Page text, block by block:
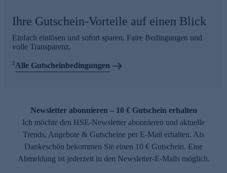
Ihre Gutschein-Vorteile auf einen Blick
Einfach einlösen und sofort sparen. Faire Bedingungen und
volle Transparenz.
1Alle Gutscheinbedingungen
Newsletter abonnieren – 10 € Gutschein erhalten
Ich möchte den HSE-Newsletter abonnieren und aktuelle
Trends, Angebote & Gutscheine per E-Mail erhalten. Als
Dankeschön bekommen Sie einen 10 € Gutschein. Eine
Abmeldung ist jederzeit in den Newsletter-E-Mails möglich.